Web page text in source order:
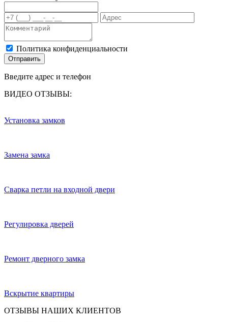
Политика конфиденциальности
Отправить
Введите адрес и телефон
ВИДЕО ОТЗЫВЫ:
Установка замков
Замена замка
Сварка петли на входной двери
Регулировка дверей
Ремонт дверного замка
Вскрытие квартиры
ОТЗЫВЫ НАШИХ КЛИЕНТОВ